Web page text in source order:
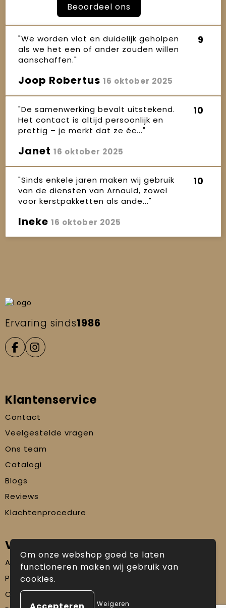
Beoordeel ons
"We worden vlot en duidelijk geholpen
als we het een of ander zouden willen
aanschaffen."
9
Joop Robertus 16 oktober 2025
"De samenwerking bevalt uitstekend.
Het contact is altijd persoonlijk en
prettig – je merkt dat ze éc..."
10
Janet 16 oktober 2025
"Sinds enkele jaren maken wij gebruik
van de diensten van Arnauld, zowel
voor kerstpakketten als ande..."
10
Ineke 16 oktober 2025
Ervaring sinds1986
Klantenservice
Contact
Veelgestelde vragen
Ons team
Catalogi
Blogs
Reviews
Klachtenprocedure
Veilig winkelen
Algemene voorwaarden
Privacyverklaring
Cookiebeleid
Om onze webshop goed te laten
functioneren maken wij gebruik van
cookies.
Weigeren